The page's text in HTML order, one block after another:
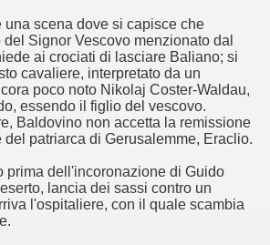
scena dove si capisce che
Signor Vescovo menzionato dal
ai crociati di lasciare Baliano; si
cavaliere, interpretato da un
poco noto Nikolaj Coster-Waldau,
essendo il figlio del vescovo.
Baldovino non accetta la remissione
del patriarca di Gerusalemme, Eraclio.
prima dell'incoronazione di Guido
lancia dei sassi contro un
l'ospitaliere, con il quale scambia
di film noir moderno
alto il proprio nome, è anche